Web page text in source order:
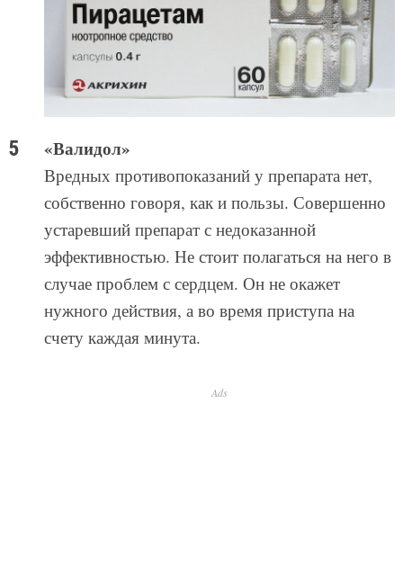
«Валидол»
Вредных противопоказаний у препарата нет,
собственно говоря, как и пользы. Совершенно
устаревший препарат с недоказанной
эффективностью. Не стоит полагаться на него в
случае проблем с сердцем. Он не окажет
нужного действия, а во время приступа на
счету каждая минута.
Ads